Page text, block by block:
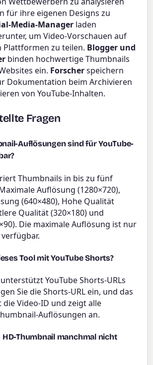
für ihre eigenen Designs zu
Media-Manager laden
um Video-Vorschauen auf
Plattformen zu teilen. Blogger und
binden hochwertige Thumbnails
ein. Forscherspeichern
Dokumentation beim Archivieren
von YouTube-Inhalten.
Fragen
Auflösungen sind für YouTube-
Thumbnails in bis zu fünf
Auflösung (1280×720),
(640×480), Hohe Qualität
Qualität (320×180) und
Die maximale Auflösung ist nur
Tool mit YouTube Shorts?
unterstützt YouTube Shorts-URLs
Sie die Shorts-URL ein, und das
Video-ID und zeigt alle
Auflösungen an.
Thumbnail manchmal nicht